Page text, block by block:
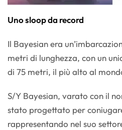
Uno sloop da record
Il Bayesian era
metri di lunghezza, con un
di 75 metri, il più alto al
S/Y Bayesian, varato con il
stato progettato per
rappresentando nel suo